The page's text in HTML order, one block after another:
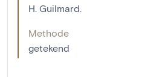
H. Guilmard.
Methode
getekend